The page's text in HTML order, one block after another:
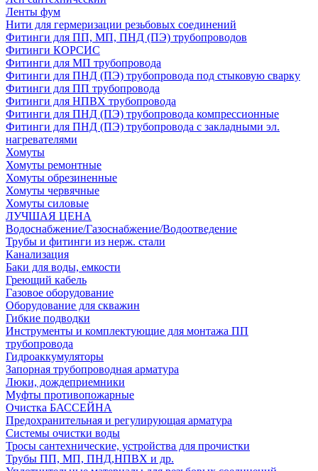
Ленты фум
Нити для гермеризации резьбовых соединений
Фитинги для ПП, МП, ПНД (ПЭ) трубопроводов
Фитинги КОРСИС
Фитинги для МП трубопровода
Фитинги для ПНД (ПЭ) трубопровода под стыковую сварку
Фитинги для ПП трубопровода
Фитинги для НПВХ трубопровода
Фитинги для ПНД (ПЭ) трубопровода компрессионные
Фитинги для ПНД (ПЭ) трубопровода с закладными эл.
нагревателями
Хомуты
Хомуты ремонтные
Хомуты обрезиненные
Хомуты червячные
Хомуты силовые
ЛУЧШАЯ ЦЕНА
Водоснабжение/Газоснабжение/Водоотведение
Трубы и фитинги из нерж. стали
Канализация
Баки для воды, емкости
Греющий кабель
Газовое оборудование
Оборудование для скважин
Гибкие подводки
Инструменты и комплектующие для монтажа ПП
трубопровода
Гидроаккумуляторы
Запорная трубопроводная арматура
Люки, дождеприемники
Муфты противопожарные
Очистка БАССЕЙНА
Предохранительная и регулирующая арматура
Системы очистки воды
Тросы сантехнические, устройства для прочистки
Трубы ПП, МП, ПНД,НПВХ и др.